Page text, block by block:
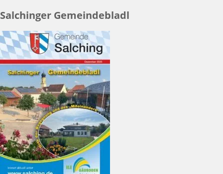
Salchinger Gemeindebladl